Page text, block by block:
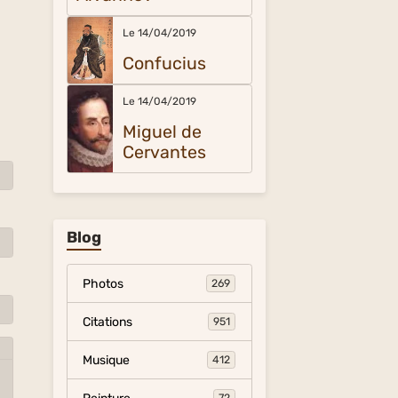
Le 14/04/2019
Confucius
Le 14/04/2019
Miguel de
Cervantes
Blog
Photos 269
Citations 951
Musique 412